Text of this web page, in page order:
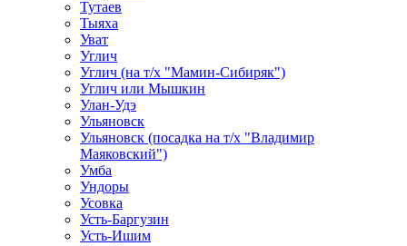
Тутаев
Тыяха
Уват
Углич
Углич (на т/х "Мамин-Сибиряк")
Углич или Мышкин
Улан-Удэ
Ульяновск
Ульяновск (посадка на т/х "Владимир
Маяковский")
Умба
Ундоры
Усовка
Усть-Баргузин
Усть-Ишим